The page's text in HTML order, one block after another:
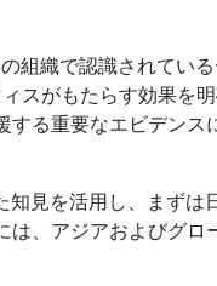
組織で認識されてい
スがもたらす効果を
する重要なエビデン
知見を活用し、まず
、アジアおよびグ